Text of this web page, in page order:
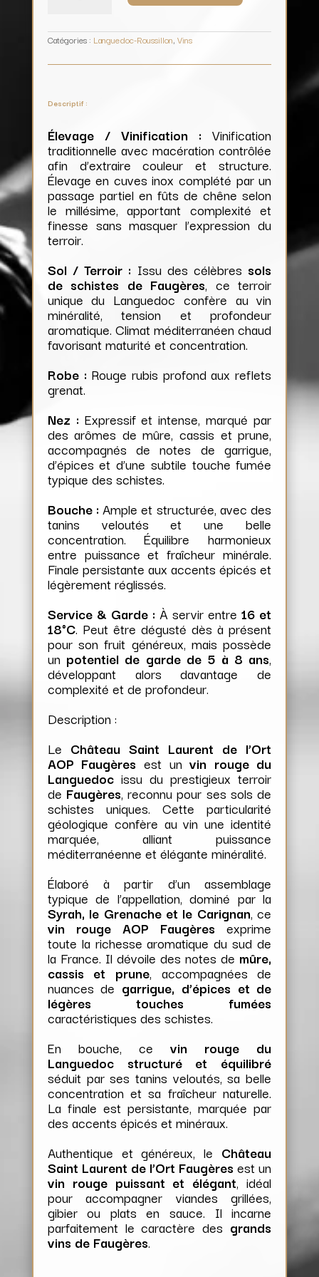
l’Ort
Catégories : Languedoc-Roussillon, Vins
Descriptif :
Élevage / Vinification :Vinification
traditionnelle avec macération contrôlée
afin d’extraire couleur et structure.
Élevage en cuves inox complété par un
passage partiel en fûts de chêne selon
le millésime, apportant complexité et
finesse sans masquer l’expression du
terroir.
Sol / Terroir : Issu des célèbres sols
de schistes de Faugères, ce terroir
unique du Languedoc confère au vin
minéralité, tension et profondeur
aromatique. Climat méditerranéen chaud
favorisant maturité et concentration.
Robe : Rouge rubis profond aux reflets
grenat.
Nez : Expressif et intense, marqué par
des arômes de mûre, cassis et prune,
accompagnés de notes de garrigue,
d’épices et d’une subtile touche fumée
typique des schistes.
Bouche :Ample et structurée, avec des
tanins veloutés et une belle
concentration. Équilibre harmonieux
entre puissance et fraîcheur minérale.
Finale persistante aux accents épicés et
légèrement réglissés.
Service & Garde : À servir entre16 et
18°C. Peut être dégusté dès à présent
pour son fruit généreux, mais possède
un potentiel de garde de 5 à 8 ans,
développant alors davantage de
complexité et de profondeur.
Description :
Le Château Saint Laurent de l’Ort
AOP Faugères est unvin rouge du
Languedocissu du prestigieux terroir
de Faugères, reconnu pour ses sols de
schistes uniques. Cette particularité
géologique confère au vin une identité
marquée, alliant puissance
méditerranéenne et élégante minéralité.
Élaboré à partir d’un assemblage
typique de l’appellation, dominé par la
Syrah, le Grenache et le Carignan, ce
vin rouge AOP Faugères exprime
toute la richesse aromatique du sud de
la France. Il dévoile des notes de mûre,
cassis et prune, accompagnées de
nuances de garrigue, d’épices et de
légères touches fumées
caractéristiques des schistes.
En bouche, cevin rouge du
Languedoc structuré et équilibré
séduit par ses tanins veloutés, sa belle
concentration et sa fraîcheur naturelle.
La finale est persistante, marquée par
des accents épicés et minéraux.
Authentique et généreux, le Château
Saint Laurent de l’Ort Faugères est un
vin rouge puissant et élégant, idéal
pour accompagner viandes grillées,
gibier ou plats en sauce. Il incarne
parfaitement le caractère des grands
vins de Faugères.